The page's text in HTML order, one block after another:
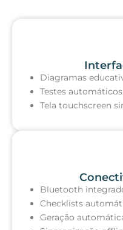
Diagramas
Testes
Tela touchscreen
Bluetooth
Checklists
Geração